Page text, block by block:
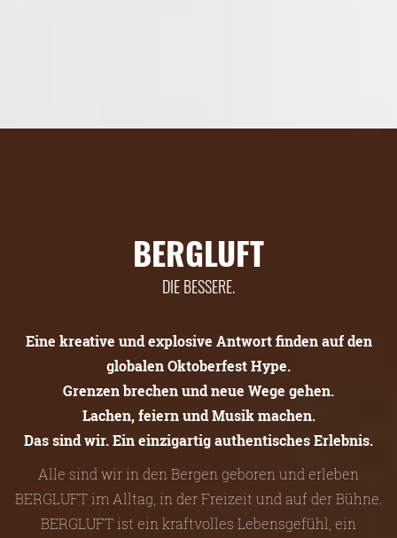
BERGLUFT
DIE BESSERE.
Eine kreative und explosive Antwort finden auf den
globalen Oktoberfest Hype.
Grenzen brechen und neue Wege gehen.
Lachen, feiern und Musik machen.
Das sind wir. Ein einzigartig authentisches Erlebnis.
Alle sind wir in den Bergen geboren und erleben
BERGLUFT im Alltag, in der Freizeit und auf der Bühne.
BERGLUFT ist ein kraftvolles Lebensgefühl, ein